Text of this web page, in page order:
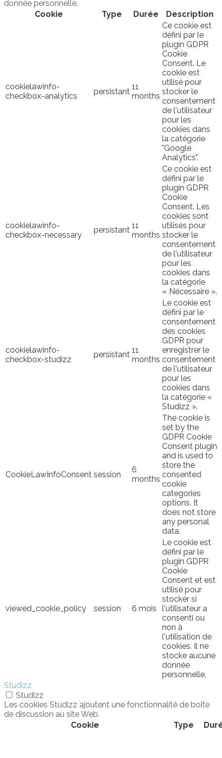
donnée personnelle.
Cookie
Type Durée Description
cookielawinfo-
checkbox-analytics
persistant
11
months
Ce cookie est
défini par le
plugin GDPR
Cookie
Consent. Le
cookie est
utilisé pour
stocker le
consentement
de l'utilisateur
pour les
cookies dans
la catégorie
"Google
Analytics".
cookielawinfo-
checkbox-necessary
persistant 11
months
Ce cookie est
défini par le
plugin GDPR
Cookie
Consent. Les
cookies sont
utilisés pour
stocker le
consentement
de l'utilisateur
pour les
cookies dans
la catégorie
« Nécessaire ».
cookielawinfo-
checkbox-studizz
persistant 11
months
Le cookie est
défini par le
consentement
des cookies
GDPR pour
enregistrer le
consentement
de l'utilisateur
pour les
cookies dans
la catégorie «
Studizz ».
CookieLawInfoConsent session
6
months
The cookie is
set by the
GDPR Cookie
Consent plugin
and is used to
store the
consented
cookie
categories
options. It
does not store
any personal
data.
viewed_cookie_policy session 6 mois
Le cookie est
défini par le
plugin GDPR
Cookie
Consent et est
utilisé pour
stocker si
l'utilisateur a
consenti ou
non à
l'utilisation de
cookies. Il ne
stocke aucune
donnée
personnelle.
Studizz
Studizz
Les cookies Studizz ajoutent une fonctionnalité de boîte
de discussion au site Web.
Cookie
Type